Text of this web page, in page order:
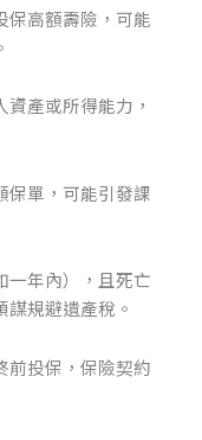
保高額壽險，可能
產或所得能力，
保單，可能引發課
一年內），且死亡
規避遺產稅。
前投保，保險契約